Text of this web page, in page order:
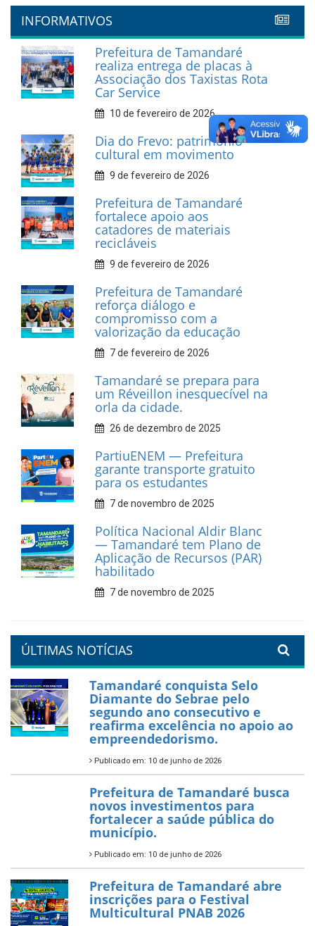
INFORMATIVOS
Prefeitura de Tamandaré
realiza entrega de placas à
Associação dos Taxistas Rota
Car Service
10 de fevereiro de 2026
Dia do Frevo: patrimônio
cultural em movimento
9 de fevereiro de 2026
Prefeitura de Tamandaré
fortalece apoio aos
catadores de materiais
recicláveis
9 de fevereiro de 2026
Prefeitura de Tamandaré
reforça diálogo e
compromisso com a
valorização da educação
7 de fevereiro de 2026
orla da cidade.
PartiuENEM — Prefeitura
garante transporte gratuito
para os estudantes
7 de novembro de 2025
Política Nacional Aldir Blanc
— Tamandaré tem Plano de
Aplicação de Recursos (PAR)
habilitado
7 de novembro de 2025
ÚLTIMAS NOTÍCIAS
Tamandaré conquista Selo